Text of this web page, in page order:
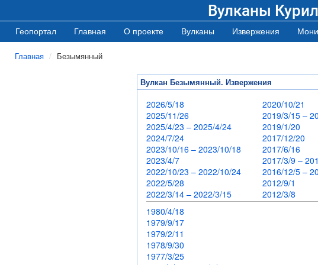
Вулканы
Геопортал Главная О проекте Вулканы Извержения
Главная Безымянный
Вулкан Безымянный. Извержения
2026/5/18
2025/11/26
2025/4/23 – 2025/4/24
2024/7/24
2023/10/16 – 2023/10/18
2023/4/7
2022/10/23 – 2022/10/24
2022/5/28
2022/3/14 – 2022/3/15
2020/10/21
2019/3/15 –
2019/1/20
2017/12/20
2017/6/16
2017/3/9 –
2016/12/5 –
2012/9/1
2012/3/8
1980/4/18
1979/9/17
1979/2/11
1978/9/30
1977/3/25